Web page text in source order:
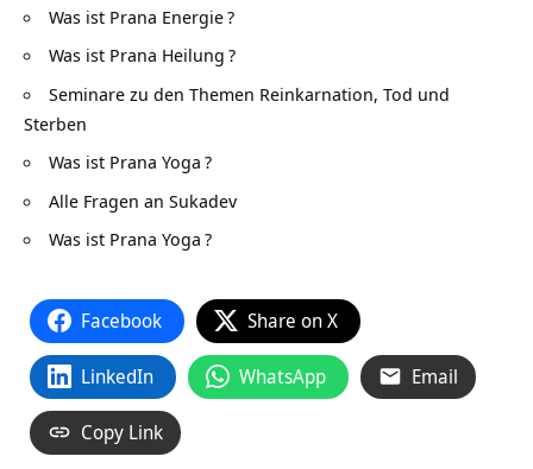
Was ist Prana Energie?
Was ist Prana Heilung ?
Seminare zu den Themen Reinkarnation, Tod und
Sterben
Was ist Prana Yoga ?
Alle Fragen an Sukadev
Was ist Prana Yoga ?
Facebook Share on X
LinkedIn WhatsApp Email
Copy Link